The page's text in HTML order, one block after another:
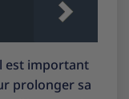
est important
prolonger sa